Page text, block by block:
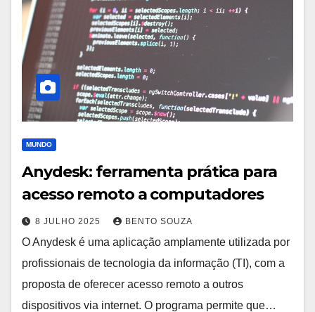
MUNDO
Anydesk: ferramenta prática para
acesso remoto a computadores
8 JULHO 2025 BENTO SOUZA
O Anydesk é uma aplicação amplamente utilizada por
profissionais de tecnologia da informação (TI), com a
proposta de oferecer acesso remoto a outros
dispositivos via internet. O programa permite que…